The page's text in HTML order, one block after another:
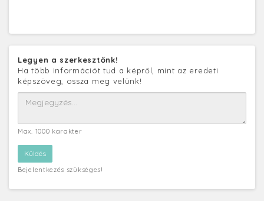
Legyen a szerkesztőnk!
Ha több információt tud a képről, mint az eredeti
képszöveg, ossza meg velünk!
Max. 1000 karakter
Bejelentkezés szükséges!